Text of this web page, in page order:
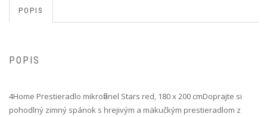
POPIS
POPIS
4Home Prestieradlo mikroflanel Stars red, 180 x 200 cm Doprajte si
pohodlný zimný spánok s hrejivým a mäkučkým prestieradlom z